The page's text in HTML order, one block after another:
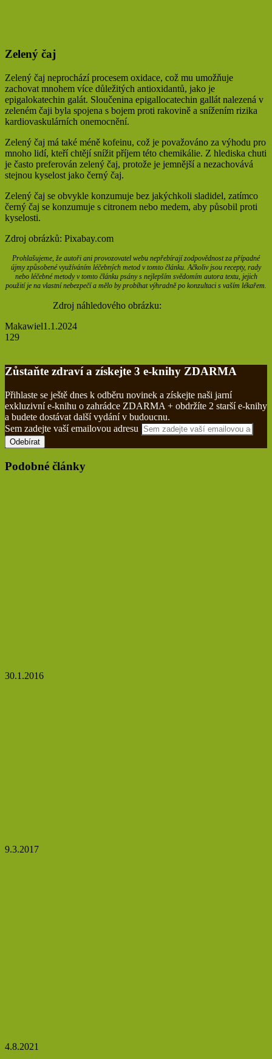
Zelený čaj
Zelený čaj neprochází procesem oxidace, což mu umožňuje
zachovat mnohem více důležitých antioxidantů, jako je
epigalokatechin galát. Sloučenina epigallocatechin gallát nalezená v
zeleném čaji byla spojena s bojem proti rakovině a snížením rizika
kardiovaskulárních onemocnění.
Zelený čaj má také méně kofeinu, což je považováno za výhodu pro
mnoho lidí, kteří chtějí snížit příjem této chemikálie. Z hlediska chuti
je často preferován zelený čaj, protože je jemnější a nezachovává
stejnou kyselost jako černý čaj.
Zelený čaj se obvykle konzumuje bez jakýchkoli sladidel, zatímco
černý čaj se konzumuje s citronem nebo medem, aby působil proti
kyselosti.
Zdroj obrázků: Pixabay.com
Prohlašujeme, že autoři ani provozovatel webu nepřebírají zodpovědnost za případné
újmy způsobené využíváním léčebných metod v tomto článku. Ačkoliv jsou recepty, rady
nebo léčebné metody v tomto článku psány s nejlepším svědomím autora textu, jejich
použití je na vlastní nebezpečí a mělo by probíhat výhradně po konzultaci s vaším lékařem.
Zdroj náhledového obrázku:
Makawiel1.1.2024
129
Zůstaňte zdraví a získejte 3 e-knihy ZDARMA
Přihlaste se ještě dnes k odběru novinek a získejte naši jarní
exkluzivní e-knihu o zahrádce ZDARMA + obdržíte 2 starší e-knihy
a budete dostávat další vydání v budoucnu.
Sem zadejte vaší emailovou adresu
Podobné články
30.1.2016
9.3.2017
4.8.2021